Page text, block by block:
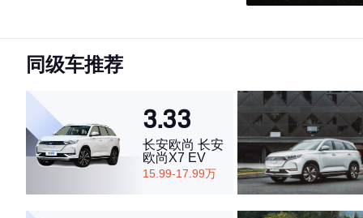
同级车推荐
3.33
长安欧尚 长安
欧尚X7 EV
15.99-17.99万